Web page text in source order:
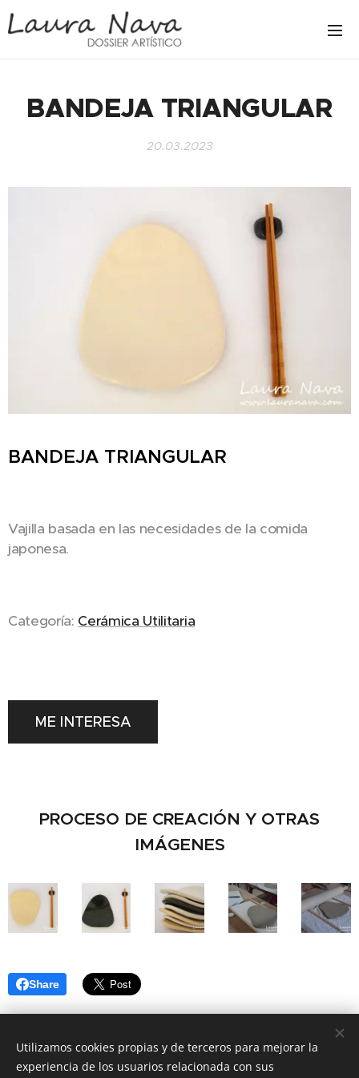
BANDEJA TRIANGULAR
20.03.2023
BANDEJA TRIANGULAR
Vajilla basada en las necesidades de la comida
japonesa.
Categoría: Cerámica Utilitaria
ME INTERESA
PROCESO DE CREACIÓN Y OTRAS
IMÁGENES
Share
LAURA NAVA
Utilizamos cookies propias y de terceros para mejorar la
experiencia de los usuarios relacionada con sus